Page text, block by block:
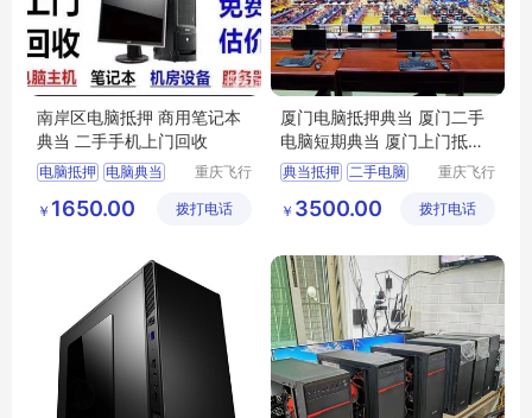
南岸区电脑抵押 商用笔记本
典当 二手手机上门回收
电脑抵押 电脑典当
重庆飞行
限公司
￥ 1650.00 拨打电话
厦门电脑抵押典当 厦门二手
电脑短期典当 厦门上门抵押
回收电脑
典当抵押 二手电脑
重庆飞行
限公司
￥ 3500.00 拨打电话